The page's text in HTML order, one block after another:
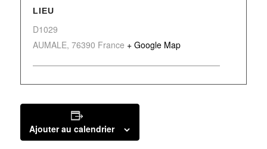
LIEU
D1029
AUMALE, 76390 France + Google Map
Ajouter au calendrier